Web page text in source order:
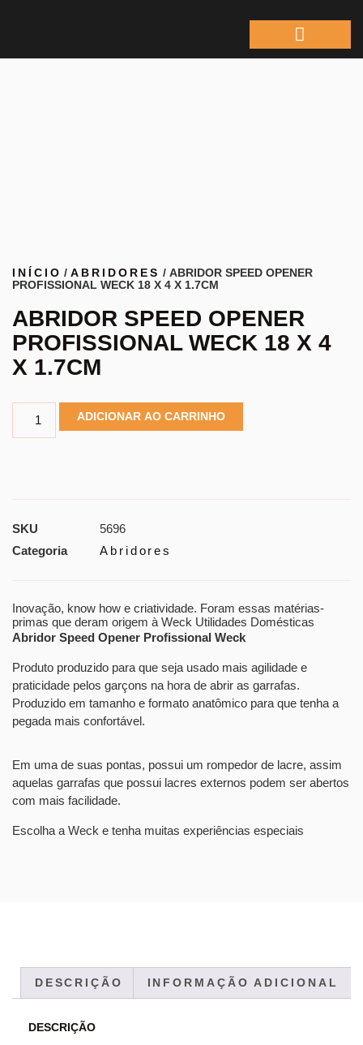
INÍCIO /ABRIDORES / ABRIDOR SPEED OPENER
PROFISSIONAL WECK 18 X 4 X 1.7CM
ABRIDOR SPEED OPENER
PROFISSIONAL WECK 18 X 4
X 1.7CM
ADICIONAR AO CARRINHO
SKU
5696
Categoria
Abridores
Inovação, know how e criatividade. Foram essas matérias-
primas que deram origem à Weck Utilidades Domésticas
Abridor Speed Opener Profissional Weck
Produto produzido para que seja usado mais agilidade e
praticidade pelos garçons na hora de abrir as garrafas.
Produzido em tamanho e formato anatômico para que tenha a
pegada mais confortável.
Em uma de suas pontas, possui um rompedor de lacre, assim
aquelas garrafas que possui lacres externos podem ser abertos
com mais facilidade.
Escolha a Weck e tenha muitas experiências especiais
DESCRIÇÃO INFORMAÇÃO ADICIONAL
DESCRIÇÃO